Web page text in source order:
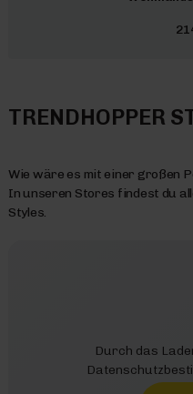
TRENDHOPPER
Wie wäre es mit einer großen
In unseren Stores findest du
Styles.
Durch das